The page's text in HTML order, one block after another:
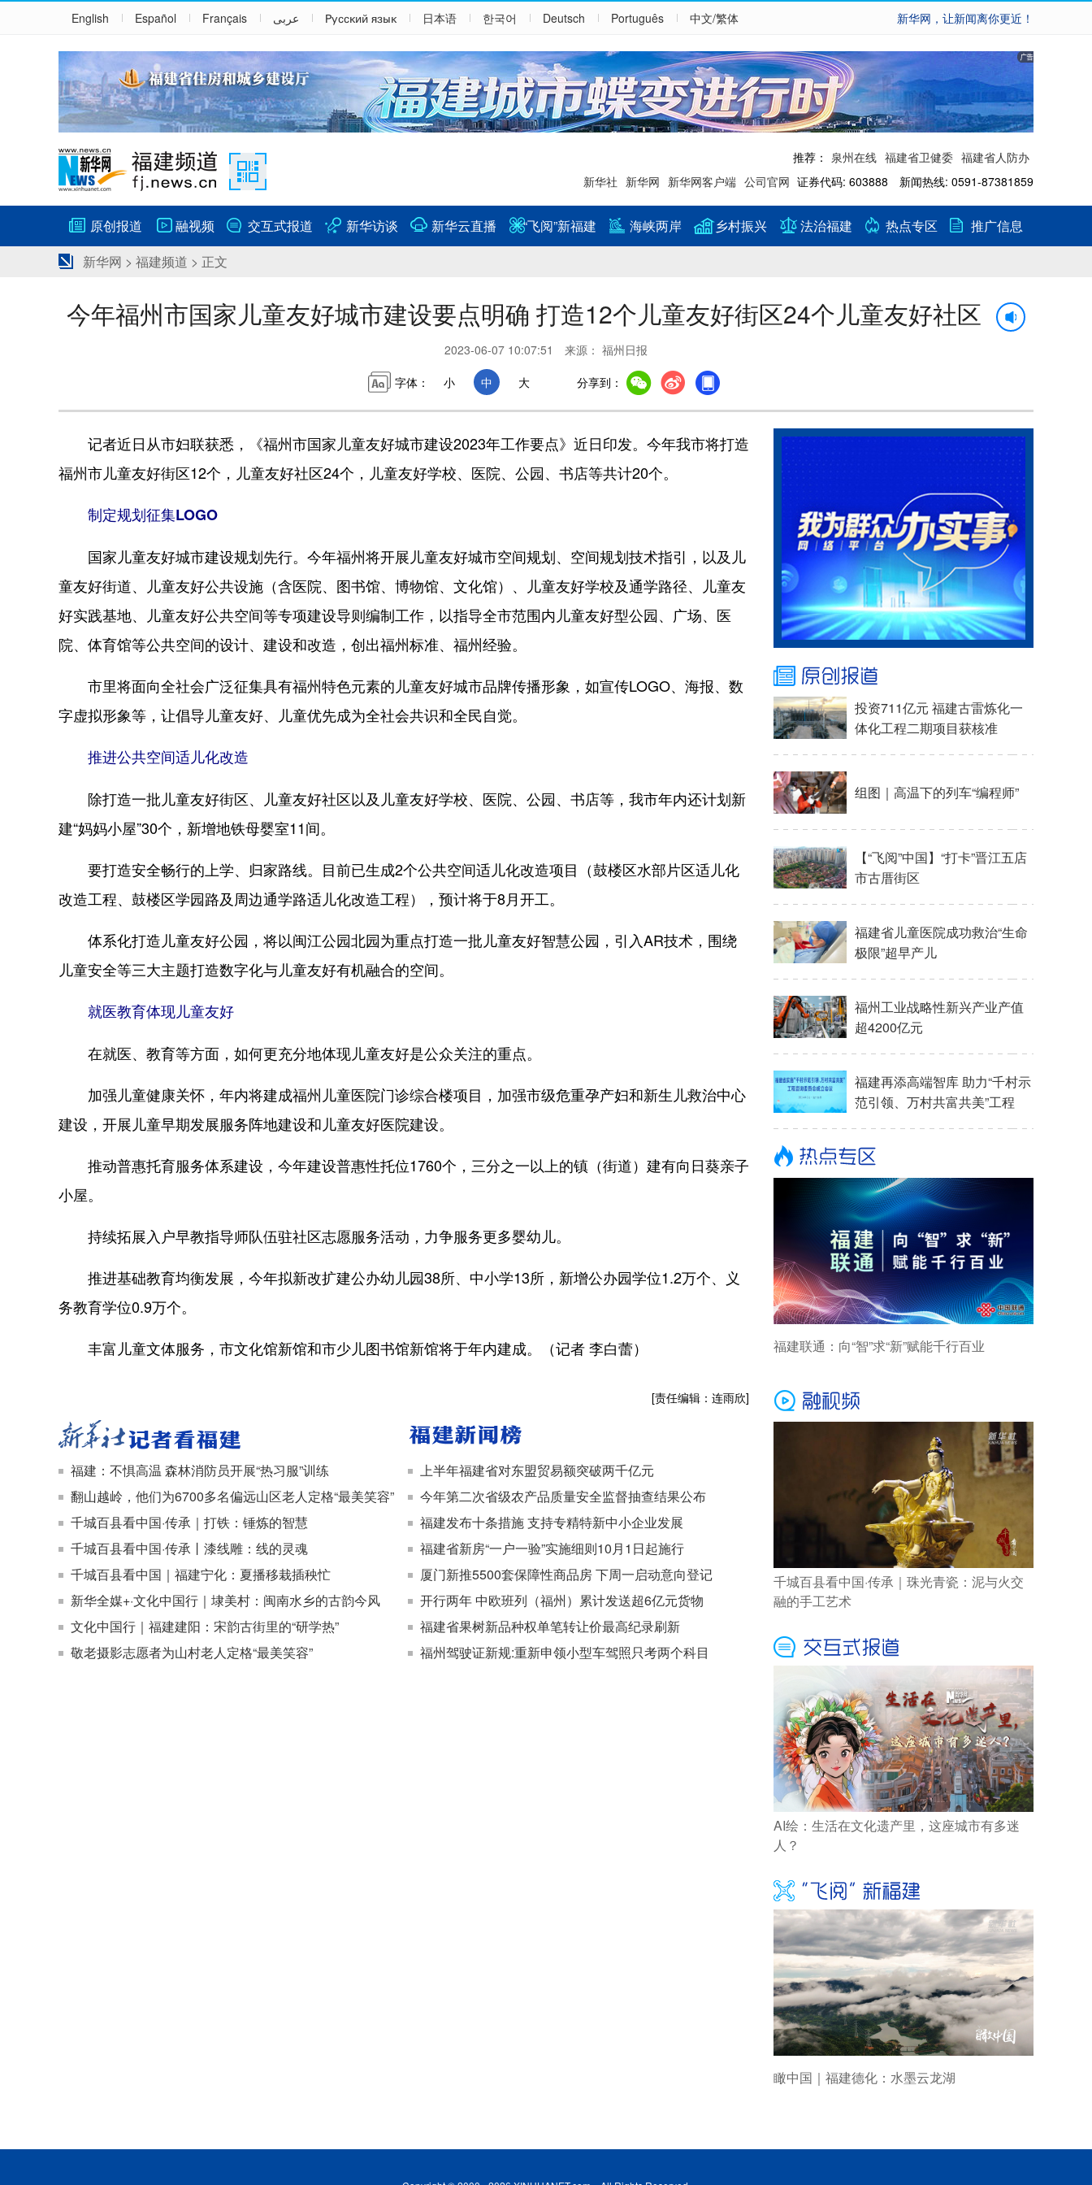
English Español Français عربى Русский язык 日本语 한국어 Deutsch Português 中文/繁体 新华网，让新闻离你更近！
推荐： 泉州在线 福建省卫健委 福建省人防办
新华社 新华网 新华网客户端 公司官网 证券代码: 603888 新闻热线: 0591-87381859
原创报道 融视频 交互式报道 新华访谈 新华云直播 “飞阅”新福建 海峡两岸 乡村振兴 法治福建 热点专区
推广信息
新华网 > 福建频道 > 正文
今年福州市国家儿童友好城市建设要点明确 打造12个儿童友好街区24个儿童友好社区
2023-06-07 10:07:51 来源： 福州日报
字体：
小 中 大 分享到：
记者近日从市妇联获悉，《福州市国家儿童友好城市建设2023年工作要点》近日印发。今年我市将打造
福州市儿童友好街区12个，儿童友好社区24个，儿童友好学校、医院、公园、书店等共计20个。
制定规划征集LOGO
国家儿童友好城市建设规划先行。今年福州将开展儿童友好城市空间规划、空间规划技术指引，以及儿
童友好街道、儿童友好公共设施（含医院、图书馆、博物馆、文化馆）、儿童友好学校及通学路径、儿童友
好实践基地、儿童友好公共空间等专项建设导则编制工作，以指导全市范围内儿童友好型公园、广场、医
院、体育馆等公共空间的设计、建设和改造，创出福州标准、福州经验。
市里将面向全社会广泛征集具有福州特色元素的儿童友好城市品牌传播形象，如宣传LOGO、海报、数
字虚拟形象等，让倡导儿童友好、儿童优先成为全社会共识和全民自觉。
推进公共空间适儿化改造
除打造一批儿童友好街区、儿童友好社区以及儿童友好学校、医院、公园、书店等，我市年内还计划新
建“妈妈小屋”30个，新增地铁母婴室11间。
要打造安全畅行的上学、归家路线。目前已生成2个公共空间适儿化改造项目（鼓楼区水部片区适儿化
改造工程、鼓楼区学园路及周边通学路适儿化改造工程），预计将于8月开工。
体系化打造儿童友好公园，将以闽江公园北园为重点打造一批儿童友好智慧公园，引入AR技术，围绕
儿童安全等三大主题打造数字化与儿童友好有机融合的空间。
就医教育体现儿童友好
在就医、教育等方面，如何更充分地体现儿童友好是公众关注的重点。
加强儿童健康关怀，年内将建成福州儿童医院门诊综合楼项目，加强市级危重孕产妇和新生儿救治中心
建设，开展儿童早期发展服务阵地建设和儿童友好医院建设。
推动普惠托育服务体系建设，今年建设普惠性托位1760个，三分之一以上的镇（街道）建有向日葵亲子
小屋。
持续拓展入户早教指导师队伍驻社区志愿服务活动，力争服务更多婴幼儿。
推进基础教育均衡发展，今年拟新改扩建公办幼儿园38所、中小学13所，新增公办园学位1.2万个、义
务教育学位0.9万个。
丰富儿童文体服务，市文化馆新馆和市少儿图书馆新馆将于年内建成。（记者 李白蕾）
[责任编辑：连雨欣]
福建：不惧高温 森林消防员开展“热习服”训练
翻山越岭，他们为6700多名偏远山区老人定格“最美笑容”
千城百县看中国·传承｜打铁：锤炼的智慧
千城百县看中国·传承丨漆线雕：线的灵魂
千城百县看中国｜福建宁化：夏播移栽插秧忙
新华全媒+·文化中国行｜埭美村：闽南水乡的古韵今风
文化中国行｜福建建阳：宋韵古街里的“研学热”
敬老摄影志愿者为山村老人定格“最美笑容”
上半年福建省对东盟贸易额突破两千亿元
今年第二次省级农产品质量安全监督抽查结果公布
福建发布十条措施 支持专精特新中小企业发展
福建省新房“一户一验”实施细则10月1日起施行
厦门新推5500套保障性商品房 下周一启动意向登记
开行两年 中欧班列（福州）累计发送超6亿元货物
福建省果树新品种权单笔转让价最高纪录刷新
福州驾驶证新规:重新申领小型车驾照只考两个科目
投资711亿元 福建古雷炼化一
体化工程二期项目获核准
组图｜高温下的列车“编程师”
【“飞阅”中国】“打卡”晋江五店
市古厝街区
福建省儿童医院成功救治“生命
极限”超早产儿
福州工业战略性新兴产业产值
超4200亿元
福建再添高端智库 助力“千村示
范引领、万村共富共美”工程
福建联通：向“智”求“新”赋能千行百业
千城百县看中国·传承｜珠光青瓷：泥与火交
融的手工艺术
AI绘：生活在文化遗产里，这座城市有多迷
人？
瞰中国｜福建德化：水墨云龙湖